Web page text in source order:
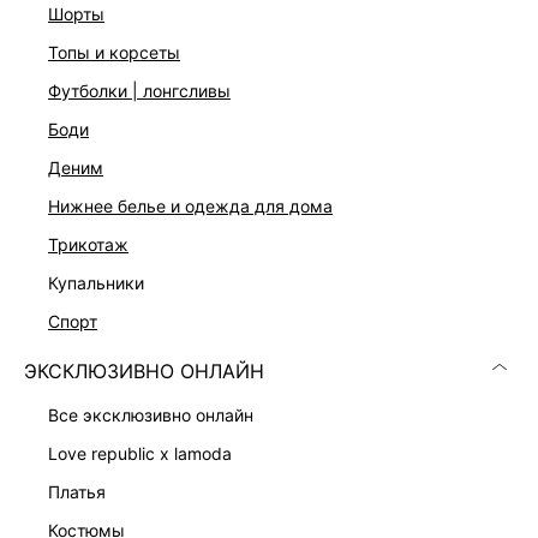
шорты
топы и корсеты
футболки | лонгсливы
боди
деним
нижнее белье и одежда для дома
трикотаж
купальники
спорт
ЭКСКЛЮЗИВНО ОНЛАЙН
все эксклюзивно онлайн
love republic x lamoda
платья
костюмы
Шлевки для ремня
Декоративные разрывы по краю
Застежка на молнию и пуговицу
Цвет: темно-серый деним
На модели размер 44. Крой модели соответствует
ДОСТАВКА И ВОЗВРАТ
Подробные условия доставки и возврата